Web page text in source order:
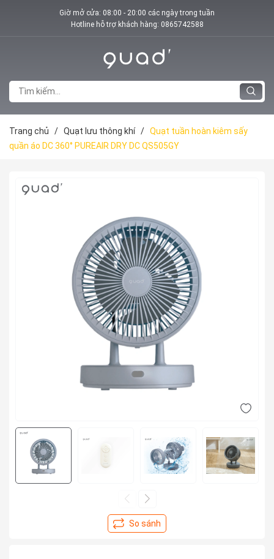
Giờ mở cửa: 08:00 - 20:00 các ngày trong tuần
Hotline hỗ trợ khách hàng: 0865742588
Trang chủ / Quạt lưu thông khí / Quạt tuần hoàn kiêm sấy
quần áo DC 360° PUREAIR DRY DC QS505GY